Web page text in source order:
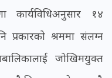
कार्यविधिअनुसार १४
प्रकारको श्रममा संलग्न
जोखिमयुक्त